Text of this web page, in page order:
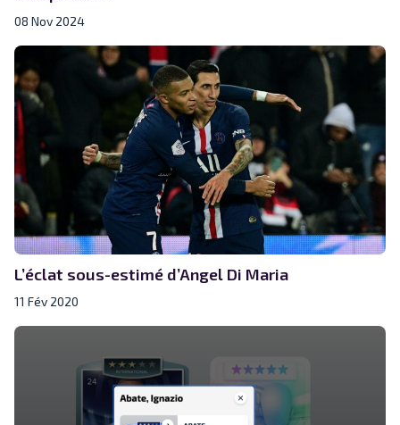
08 Nov 2024
L’éclat sous-estimé d’Angel Di Maria
11 Fév 2020